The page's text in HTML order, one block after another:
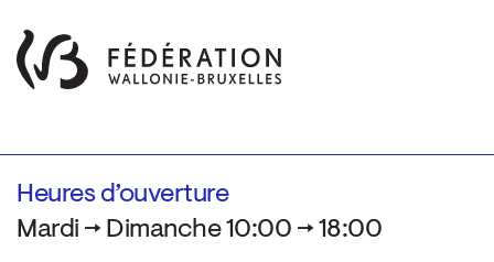
Heures d’ouverture
Mardi → Dimanche 10:00 → 18:00